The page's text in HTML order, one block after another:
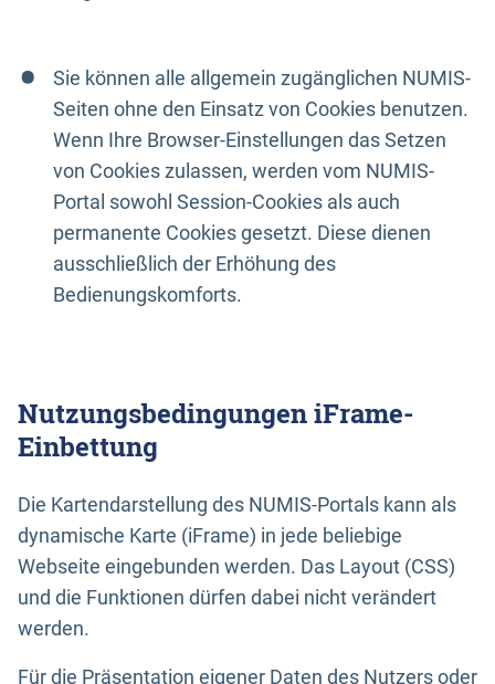
Sie können alle allgemein zugänglichen NUMIS-
Seiten ohne den Einsatz von Cookies benutzen.
Wenn Ihre Browser-Einstellungen das Setzen
von Cookies zulassen, werden vom NUMIS-
Portal sowohl Session-Cookies als auch
permanente Cookies gesetzt. Diese dienen
ausschließlich der Erhöhung des
Bedienungskomforts.
Nutzungsbedingungen iFrame-
Einbettung
Die Kartendarstellung des NUMIS-Portals kann als
dynamische Karte (iFrame) in jede beliebige
Webseite eingebunden werden. Das Layout (CSS)
und die Funktionen dürfen dabei nicht verändert
werden.
Für die Präsentation eigener Daten des Nutzers oder